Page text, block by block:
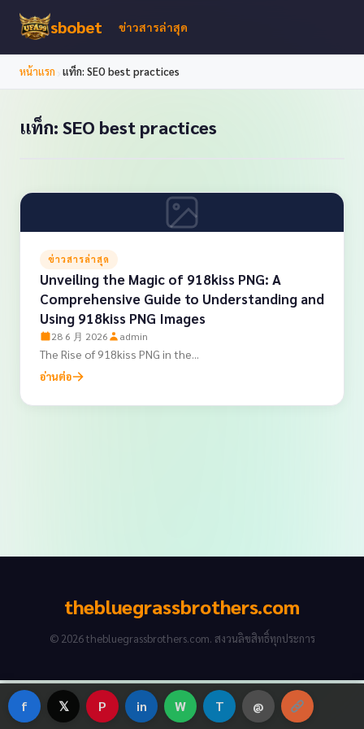
sbobet ข่าวสารล่าสุด
หน้าแรก แท็ก: SEO best practices
แท็ก: SEO best practices
ข่าวสารล่าสุด
Unveiling the Magic of 918kiss PNG: A
Comprehensive Guide to Understanding and
Using 918kiss PNG Images
28 6 月 2026 admin
The Rise of 918kiss PNG in the...
อ่านต่อ
thebluegrassbrothers.com
© 2026 thebluegrassbrothers.com. สงวนลิขสิทธิ์ทุกประการ
f 𝕏 P in W T @